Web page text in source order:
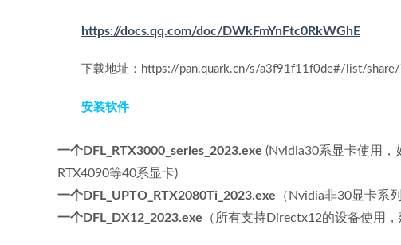
https://docs.qq.com/doc/DWkFmYnFtc0RkWGhE
下载地址：https://pan.quark.cn/s/a3f91f11f0de#/list/
安装软件
一个DFL_RTX3000_series_2023.exe (Nvidia30系显卡使用，
RTX4090等40系显卡)
一个DFL_UPTO_RTX2080Ti_2023.exe （Nvidia非30显卡系
一个DFL_DX12_2023.exe （所有支持Directx12的设备使用